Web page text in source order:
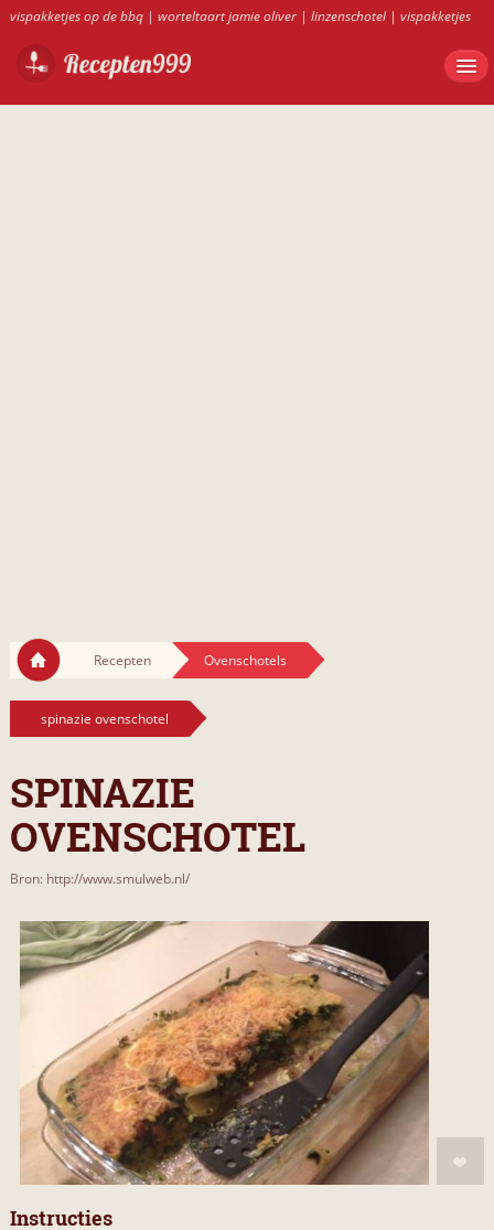
vispakketjes op de bbq| worteltaart jamie oliver| linzenschotel| vispakketjes
bbq|tomatenchutney ah | worteltaart recept jamie oliver tomatenchutney|
ovenschotels recepten ah
Recepten Ovenschotels
spinazie ovenschotel
SPINAZIE
OVENSCHOTEL
Bron: http://www.smulweb.nl/
Instructies